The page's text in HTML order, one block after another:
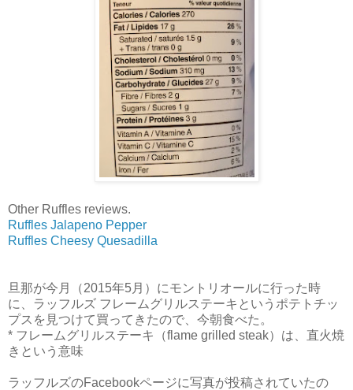
Other Ruffles reviews.
Ruffles Jalapeno Pepper
Ruffles Cheesy Quesadilla
旦那が今月（2015年5月）にモントリオールに行った時
に、ラッフルズ フレームグリルステーキというポテトチッ
プスを見つけて買ってきたので、今朝食べた。
* フレームグリルステーキ（flame grilled steak）は、直火焼
きという意味
ラッフルズのFacebookページに写真が投稿されていたの